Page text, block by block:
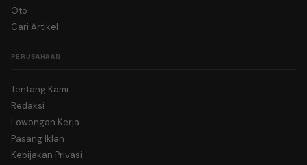
Oto
Cari Artikel
PERUSAHAAN
Tentang Kami
Redaksi
Lowongan Kerja
Pasang Iklan
Kebijakan Privasi